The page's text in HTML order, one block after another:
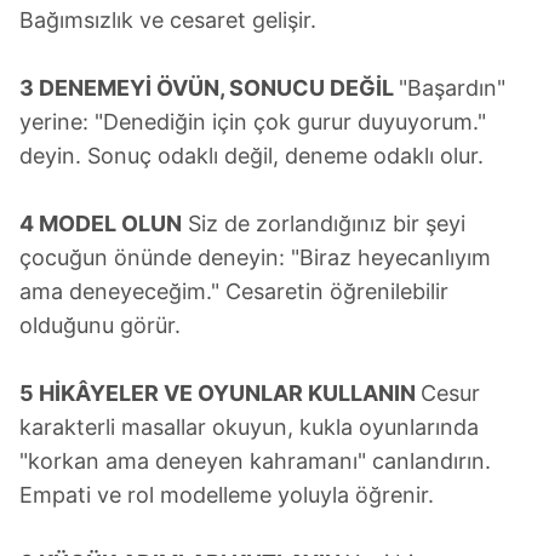
Bağımsızlık ve cesaret gelişir.
3 DENEMEYİ ÖVÜN, SONUCU DEĞİL "Başardın"
yerine: "Denediğin için çok gurur duyuyorum."
deyin. Sonuç odaklı değil, deneme odaklı olur.
4 MODEL OLUN Siz de zorlandığınız bir şeyi
çocuğun önünde deneyin: "Biraz heyecanlıyım
ama deneyeceğim." Cesaretin öğrenilebilir
olduğunu görür.
5 HİKÂYELER VE OYUNLAR KULLANIN Cesur
karakterli masallar okuyun, kukla oyunlarında
"korkan ama deneyen kahramanı" canlandırın.
Empati ve rol modelleme yoluyla öğrenir.